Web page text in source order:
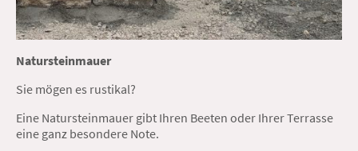
Natursteinmauer
Sie mögen es rustikal?
Eine Natursteinmauer gibt Ihren Beeten oder Ihrer Terrasse
eine ganz besondere Note.